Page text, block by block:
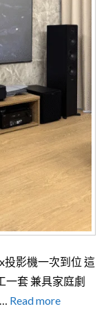
投影機一次到位 這
套 兼具家庭劇
Read more